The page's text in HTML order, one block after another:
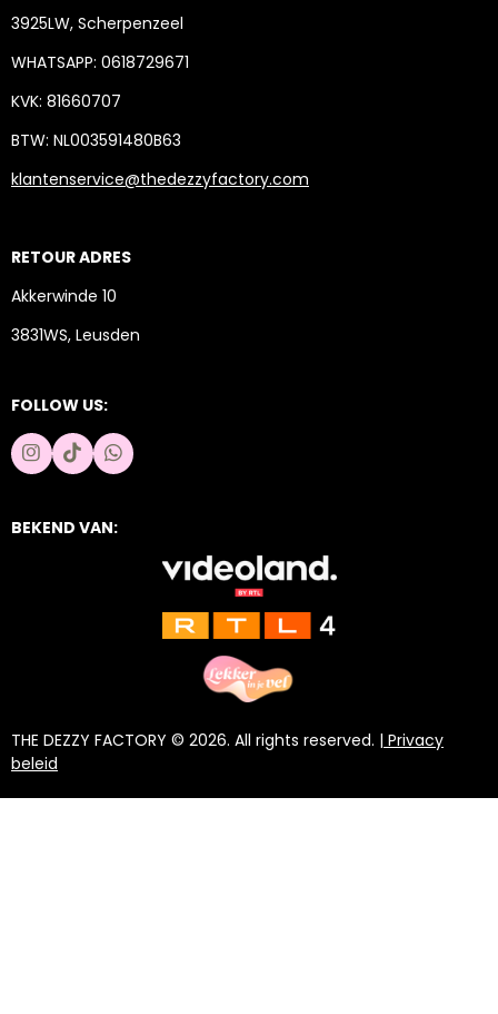
3925LW, Scherpenzeel
WHATSAPP: 0618729671
KVK: 81660707
BTW: NL003591480B63
klantenservice@thedezzyfactory.com
RETOUR ADRES
Akkerwinde 10
3831WS, Leusden
FOLLOW US:
I
n
a
T
i
o
W
h
s
BEKEND VAN:
THE DEZZY FACTORY © 2026. All rights reserved. | Privacy
beleid